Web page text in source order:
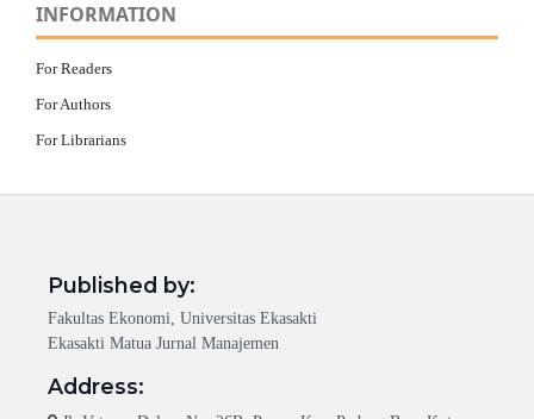
INFORMATION
For Readers
For Authors
For Librarians
Published by:
Fakultas Ekonomi, Universitas Ekasakti
Ekasakti Matua Jurnal Manajemen
Address: